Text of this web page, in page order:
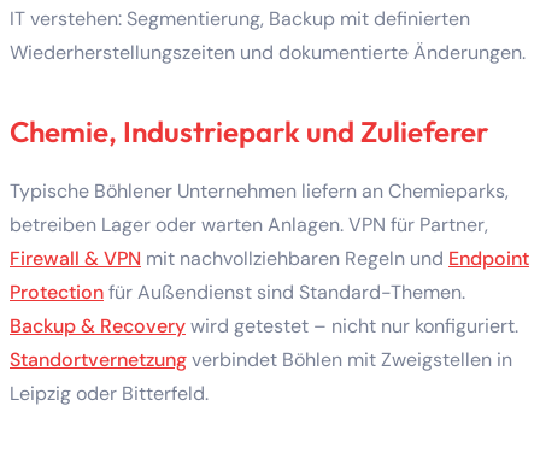
IT verstehen: Segmentierung, Backup mit definierten
Wiederherstellungszeiten und dokumentierte Änderungen.
Chemie, Industriepark und Zulieferer
Typische Böhlener Unternehmen liefern an Chemieparks,
betreiben Lager oder warten Anlagen. VPN für Partner,
Firewall & VPN mit nachvollziehbaren Regeln und Endpoint
Protectionfür Außendienst sind Standard-Themen.
Backup & Recoverywird getestet – nicht nur konfiguriert.
Standortvernetzungverbindet Böhlen mit Zweigstellen in
Leipzig oder Bitterfeld.